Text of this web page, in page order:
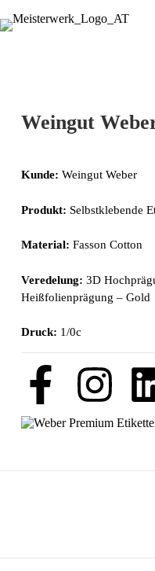
Weingut
Kunde: Weingut Weber
Produkt: Selbstklebende
Material: Fasson Cotton
Veredelung: 3D
Heißfolienprägung – Gold
Druck: 1/0c